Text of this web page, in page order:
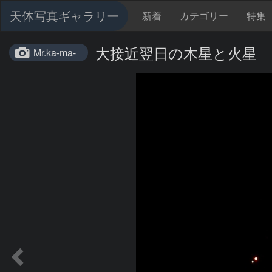
天体写真ギャラリー 新着 カテゴリー 特集
Mr.ka-ma- 大接近翌日の木星と火星